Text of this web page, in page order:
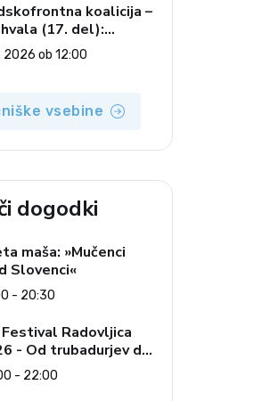
koalicija –
(17. del):
na sestop z
– dvorska
Revija 2000 in
izvotlitev
2026 ob 12:00
vsebine
dogodki
maša: »Mučenci
Slovenci«
- 20:30
Radovljica
- Od trubadurjev do
- 22:00